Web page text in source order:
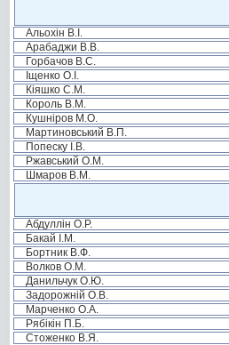
Альохін В.І.
Арабаджи В.В.
Горбачов В.С.
Іщенко О.І.
Кіяшко С.М.
Король В.М.
Кушніров М.О.
Мартиновський В.П.
Попеску І.В.
Ржавський О.М.
Шмаров В.М.
Абдуллін О.Р.
Бакай І.М.
Бортник В.Ф.
Волков О.М.
Данильчук О.Ю.
Задорожній О.В.
Марченко О.А.
Рябікін П.Б.
Стоженко В.Я.